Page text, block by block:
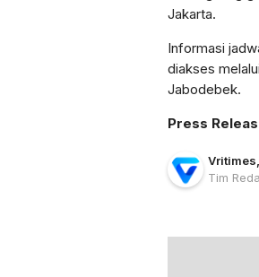
Jakarta.
Informasi
diakses
Jabodebek.
Press
Vritimes
Tim